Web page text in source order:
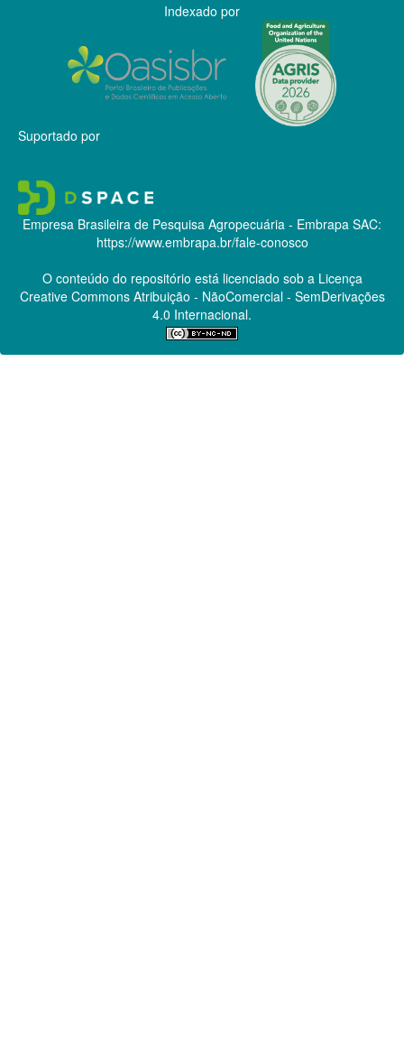
Indexado por
Suportado por
Empresa Brasileira de Pesquisa Agropecuária - Embrapa SAC:
https://www.embrapa.br/fale-conosco
O conteúdo do repositório está licenciado sob a Licença
Creative CommonsAtribuição - NãoComercial - SemDerivações
4.0 Internacional.